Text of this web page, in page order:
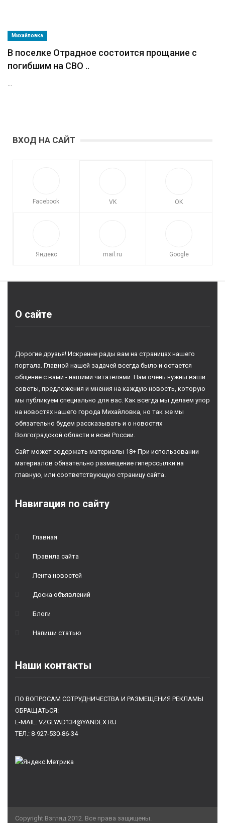
Михайловка
В поселке Отрадное состоится прощание с
погибшим на СВО ..
...
ВХОД НА САЙТ
Facebook VK OK
Яндекс mail.ru Google
О сайте
Дорогие друзья! Искренне рады вам на страницах нашего
портала. Главной нашей задачей всегда было и остается
общение с вами - нашими читателями. Нам очень нужны ваши
советы, предложения и мнения на каждую новость, которую
мы публикуем специально для вас. Как всегда мы делаем упор
на новостях нашего города Михайловка, но так же мы
обязательно будем рассказывать и о новостях
Волгоградской области и всей России.
Сайт может содержать материалы 18+ При использовании
материалов обязательно размещение гиперссылки на
главную, или соответствующую страницу сайта.
Навигация по сайту
Главная
Правила сайта
Лента новостей
Доска объявлений
Блоги
Напиши статью
Наши контакты
ПО ВОПРОСАМ СОТРУДНИЧЕСТВА И РАЗМЕЩЕНИЯ РЕКЛАМЫ
ОБРАЩАТЬСЯ:
E-MAIL: VZGLYAD134@YANDEX.RU
ТЕЛ.: 8-927-530-86-34
Copyright Взгляд 2012. Все права защищены.